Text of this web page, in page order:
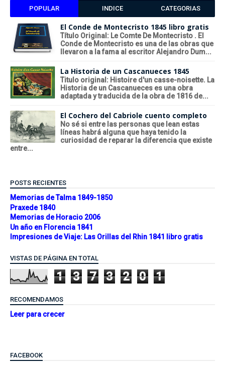
POPULAR INDICE CATEGORIAS
El Conde de Montecristo 1845 libro gratis
Título Original: Le Comte De Montecristo . El
Conde de Montecristo es una de las obras que
llevaron a la fama al escritor Alejandro Dum...
La Historia de un Cascanueces 1845
Titulo original: Histoire d'un casse-noisette. La
Historia de un Cascanueces es una obra
adaptada y traducida de la obra de 1816 de...
El Cochero del Cabriole cuento completo
No sé si entre las personas que lean estas
líneas habrá alguna que haya tenido la
curiosidad de reparar la diferencia que existe
entre...
POSTS RECIENTES
Memorias de Talma 1849-1850
Praxede 1840
Memorias de Horacio 2006
Un año en Florencia 1841
Impresiones de Viaje: Las Orillas del Rhin 1841 libro gratis
VISTAS DE PÁGINA EN TOTAL
1 3 7 3 2 0 1
RECOMENDAMOS
Leer para crecer
FACEBOOK